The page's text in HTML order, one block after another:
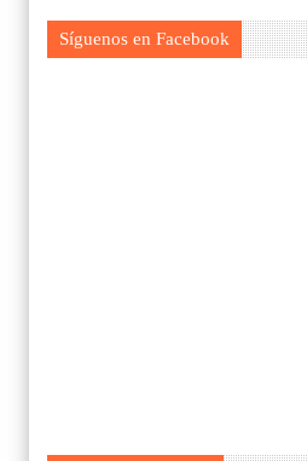
Síguenos en Facebook